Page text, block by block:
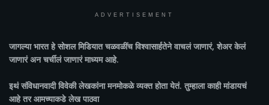
ADVERTISEMENT
जागल्या भारतहे सोशल मिडियात चळवळींच विश्वासार्हतेने वाचलं जाणारं, शेअर केलं
जाणारं अन चर्चीलं जाणारं माध्यम आहे.
इथं संविधानवादी विवेकी लेखकांना मनमोकळे व्यक्त होता येतं. तुम्हाला काही मांडायचं
आहे तर आमच्याकडे लेख पाठवा